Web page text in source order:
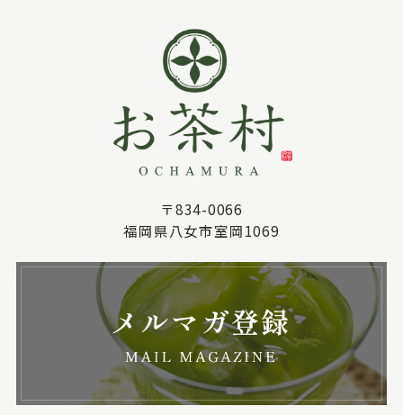
〒834-0066
福岡県八女市室岡1069